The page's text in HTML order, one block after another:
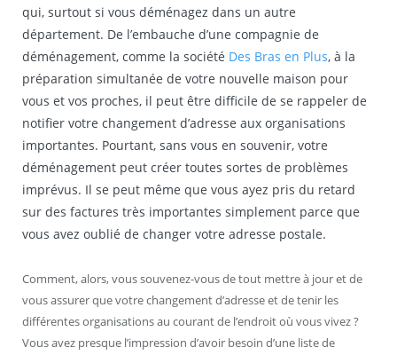
qui, surtout si vous déménagez dans un autre
département. De l’embauche d’une compagnie de
déménagement, comme la société Des Bras en Plus, à la
préparation simultanée de votre nouvelle maison pour
vous et vos proches, il peut être difficile de se rappeler de
notifier votre changement d’adresse aux organisations
importantes. Pourtant, sans vous en souvenir, votre
déménagement peut créer toutes sortes de problèmes
imprévus. Il se peut même que vous ayez pris du retard
sur des factures très importantes simplement parce que
vous avez oublié de changer votre adresse postale.
Comment, alors, vous souvenez-vous de tout mettre à jour et de
vous assurer que votre changement d’adresse et de tenir les
différentes organisations au courant de l’endroit où vous vivez ?
Vous avez presque l’impression d’avoir besoin d’une liste de